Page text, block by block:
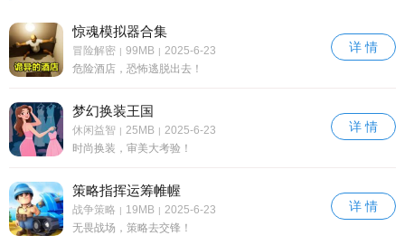
惊魂模拟器合集
冒险解密 | 99MB | 2025-6-23
危险酒店，恐怖逃脱出去！
详 情
梦幻换装王国
休闲益智 | 25MB | 2025-6-23
时尚换装，审美大考验！
详 情
策略指挥运筹帷幄
战争策略 | 19MB | 2025-6-23
无畏战场，策略去交锋！
详 情